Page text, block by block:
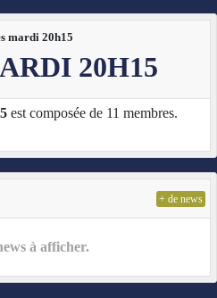
mardi 20h15
20H15
est composée de 11 membres.
à afficher.
+ de news